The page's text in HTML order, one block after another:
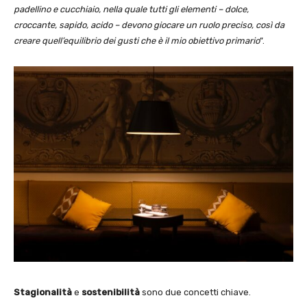
padellino e cucchiaio, nella quale tutti gli elementi – dolce,
croccante, sapido, acido – devono giocare un ruolo preciso, così da
creare quell’equilibrio dei gusti che è il mio obiettivo primario”.
Stagionalità e sostenibilità sono due concetti chiave.